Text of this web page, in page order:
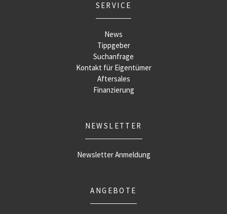
SERVICE
News
Tippgeber
Suchanfrage
Kontakt für Eigentümer
Aftersales
Finanzierung
NEWSLETTER
Newsletter Anmeldung
ANGEBOTE